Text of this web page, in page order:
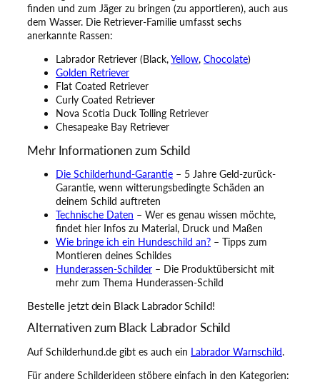
finden und zum Jäger zu bringen (zu apportieren), auch aus
dem Wasser. Die Retriever-Familie umfasst sechs
anerkannte Rassen:
Labrador Retriever (Black,Yellow, Chocolate)
Golden Retriever
Flat Coated Retriever
Curly Coated Retriever
Nova Scotia Duck Tolling Retriever
Chesapeake Bay Retriever
Mehr Informationen zum Schild
Die Schilderhund-Garantie – 5 Jahre Geld-zurück-
Garantie, wenn witterungsbedingte Schäden an
deinem Schild auftreten
Technische Daten – Wer es genau wissen möchte,
findet hier Infos zu Material, Druck und Maßen
Wie bringe ich ein Hundeschild an? – Tipps zum
Montieren deines Schildes
Hunderassen-Schilder – Die Produktübersicht mit
mehr zum Thema Hunderassen-Schild
Bestelle jetzt dein Black Labrador Schild!
Alternativen zum Black Labrador Schild
Auf Schilderhund.de gibt es auch ein Labrador Warnschild.
Für andere Schilderideen stöbere einfach in den Kategorien: